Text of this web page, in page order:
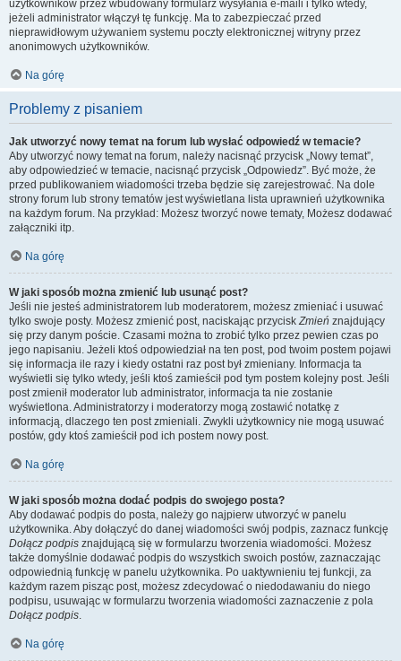
użytkowników przez wbudowany formularz wysyłania e-maili i tylko wtedy,
jeżeli administrator włączył tę funkcję. Ma to zabezpieczać przed
nieprawidłowym używaniem systemu poczty elektronicznej witryny przez
anonimowych użytkowników.
Na górę
Problemy z pisaniem
Jak utworzyć nowy temat na forum lub wysłać odpowiedź w temacie?
Aby utworzyć nowy temat na forum, należy nacisnąć przycisk „Nowy temat”,
aby odpowiedzieć w temacie, nacisnąć przycisk „Odpowiedz”. Być może, że
przed publikowaniem wiadomości trzeba będzie się zarejestrować. Na dole
strony forum lub strony tematów jest wyświetlana lista uprawnień użytkownika
na każdym forum. Na przykład: Możesz tworzyć nowe tematy, Możesz dodawać
załączniki itp.
Na górę
W jaki sposób można zmienić lub usunąć post?
Jeśli nie jesteś administratorem lub moderatorem, możesz zmieniać i usuwać
tylko swoje posty. Możesz zmienić post, naciskając przyciskZmień znajdujący
się przy danym poście. Czasami można to zrobić tylko przez pewien czas po
jego napisaniu. Jeżeli ktoś odpowiedział na ten post, pod twoim postem pojawi
się informacja ile razy i kiedy ostatni raz post był zmieniany. Informacja ta
wyświetli się tylko wtedy, jeśli ktoś zamieścił pod tym postem kolejny post. Jeśli
post zmienił moderator lub administrator, informacja ta nie zostanie
wyświetlona. Administratorzy i moderatorzy mogą zostawić notatkę z
informacją, dlaczego ten post zmieniali. Zwykli użytkownicy nie mogą usuwać
postów, gdy ktoś zamieścił pod ich postem nowy post.
Na górę
W jaki sposób można dodać podpis do swojego posta?
Aby dodawać podpis do posta, należy go najpierw utworzyć w panelu
użytkownika. Aby dołączyć do danej wiadomości swój podpis, zaznacz funkcję
Dołącz podpis znajdującą się w formularzu tworzenia wiadomości. Możesz
także domyślnie dodawać podpis do wszystkich swoich postów, zaznaczając
odpowiednią funkcję w panelu użytkownika. Po uaktywnieniu tej funkcji, za
każdym razem pisząc post, możesz zdecydować o niedodawaniu do niego
podpisu, usuwając w formularzu tworzenia wiadomości zaznaczenie z pola
Dołącz podpis.
Na górę